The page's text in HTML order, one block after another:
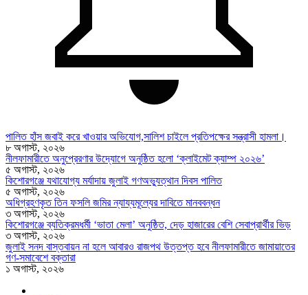
পালিত হাঁস জবাই করে খাওয়ার অভিযোগ,সালিশ চাইলে প্রতিপক্ষের সন্ত্রাসী হামলা।
৮ অগাস্ট, ২০২৬
নীলফামারীতে অনুপ্রেরণার উদ্যোগে অনুষ্ঠিত হলো ‘ক্লাইমেট ক্যাম্প ২০২৬’
৫ অগাস্ট, ২০২৬
কিশোরগঞ্জে যথাযোগ্য মর্যাদায় জুলাই গণঅভ্যুত্থান দিবস পালিত
৫ অগাস্ট, ২০২৬
অধিগ্রহণকৃত তিন ফসলি জমির ন্যায্যমূল্যের দাবিতে মানববন্ধন
৩ অগাস্ট, ২০২৬
কিশোরগঞ্জে ব্যতিক্রমধর্মী ‘ভাতা মেলা’ অনুষ্ঠিত, দেড় হাজারের বেশি সেবাপ্রার্থীর ভিড়
৩ অগাস্ট, ২০২৬
জুলাই সনদ বাস্তবায়ন না হলে আবারও রাজপথ উত্তপ্ত হবে নীলফামারীতে জামায়াতের
গণ-সমাবেশে বক্তারা
১ অগাস্ট, ২০২৬